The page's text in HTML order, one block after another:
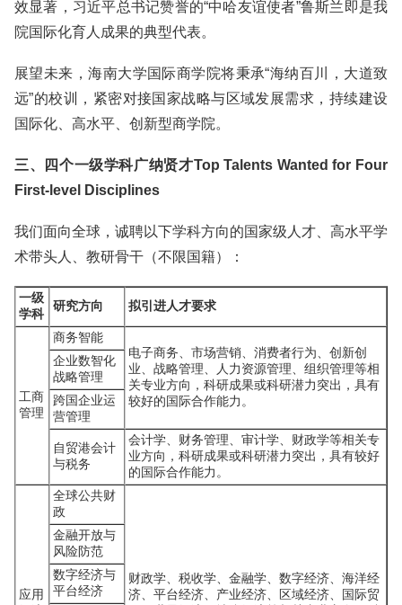
效显著，习近平总书记赞誉的“中哈友谊使者”鲁斯兰即是我
院国际化育人成果的典型代表。
展望未来，海南大学国际商学院将秉承“海纳百川，大道致
远”的校训，紧密对接国家战略与区域发展需求，持续建设
国际化、高水平、创新型商学院。
三、四个一级学科广纳贤才Top Talents Wanted for Four
First-level Disciplines
我们面向全球，诚聘以下学科方向的国家级人才、高水平学
术带头人、教研骨干（不限国籍）：
一级
学科
研究方向 拟引进人才要求
工商
管理
商务智能
电子商务、市场营销、消费者行为、创新创
业、战略管理、人力资源管理、组织管理等相
关专业方向，科研成果或科研潜力突出，具有
较好的国际合作能力。
企业数智化
战略管理
跨国企业运
营管理
自贸港会计
与税务
会计学、财务管理、审计学、财政学等相关专
业方向，科研成果或科研潜力突出，具有较好
的国际合作能力。
应用
全球公共财
政
财政学、税收学、金融学、数字经济、海洋经
济、平台经济、产业经济、区域经济、国际贸
金融开放与
风险防范
数字经济与
平台经济